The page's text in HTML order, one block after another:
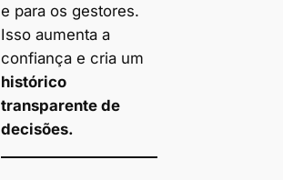
e para os gestores.
Isso aumenta a
confiança e cria um
histórico
transparente de
decisões.